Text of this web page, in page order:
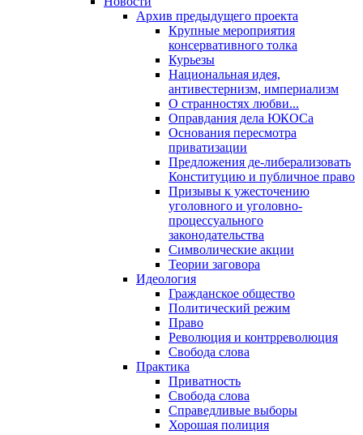
Архив предыдущего проекта
Крупные мероприятия
консервативного толка
Курьезы
Национальная идея,
антивестернизм, империализм
О странностях любви...
Оправдания дела ЮКОСа
Основания пересмотра
приватизации
Предложения де-либерализовать
Конституцию и публичное право
Призывы к ужесточению
уголовного и уголовно-
процессуального
законодательства
Символические акции
Теории заговора
Идеология
Гражданское общество
Политический режим
Право
Революция и контрреволюция
Свобода слова
Практика
Приватность
Свобода слова
Справедливые выборы
Хорошая полиция